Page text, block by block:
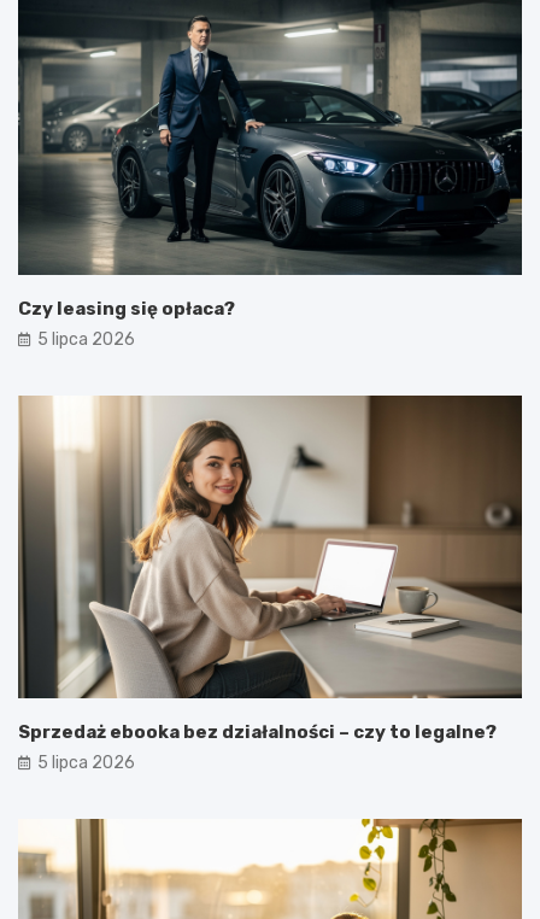
Czy leasing się opłaca?
5 lipca 2026
Sprzedaż ebooka bez działalności – czy to legalne?
5 lipca 2026